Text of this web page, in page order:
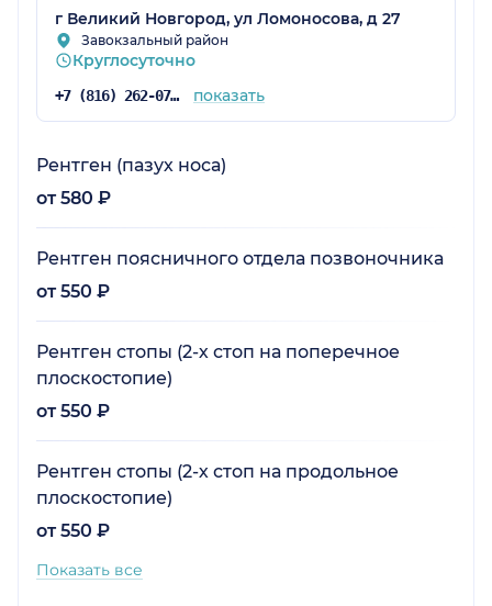
г Великий Новгород, ул Ломоносова, д 27
Завокзальный район
Круглосуточно
+7 (816) 262-07-82 показать
Рентген (пазух носа)
от 580 ₽
Рентген поясничного отдела позвоночника
от 550 ₽
Рентген стопы (2-х стоп на поперечное
плоскостопие)
от 550 ₽
Рентген стопы (2-х стоп на продольное
плоскостопие)
от 550 ₽
Показать все